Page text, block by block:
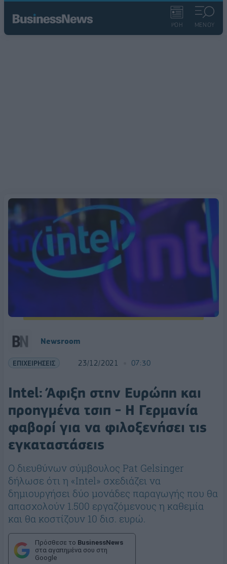
ΡΟΗ ΜΕΝΟΥ
Newsroom
ΕΠΙΧΕΙΡΗΣΕΙΣ 23/12/2021 07:30
Intel: Άφιξη στην Ευρώπη και
προηγμένα τσιπ - Η Γερμανία
φαβορί για να φιλοξενήσει τις
εγκαταστάσεις
Ο διευθύνων σύμβουλος Pat Gelsinger
δήλωσε ότι η «Intel» σχεδιάζει να
δημιουργήσει δύο μονάδες παραγωγής που θα
απασχολούν 1.500 εργαζόμενους η καθεμία
και θα κοστίζουν 10 δισ. ευρώ.
Πρόσθεσε το BusinessNews
στα αγαπημένα σου στη
Google